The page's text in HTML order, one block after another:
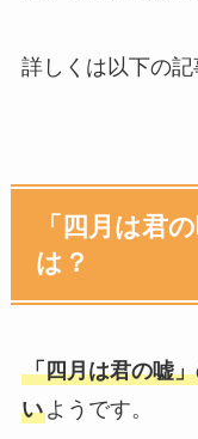
詳しくは以下の記
「四月は君
は？
「四月は君の嘘
いようです。